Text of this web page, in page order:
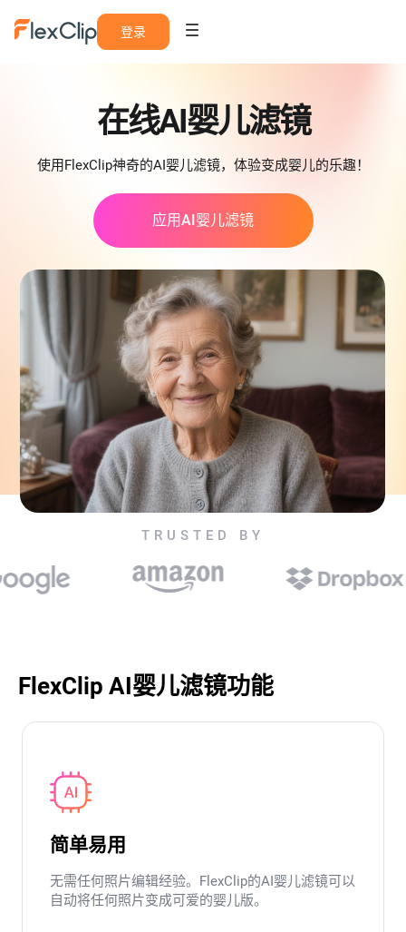
登录
在线AI婴儿滤镜
使用FlexClip神奇的AI婴儿滤镜，体验变成婴儿的乐趣！
应用AI婴儿滤镜
TRUSTED BY
FlexClip AI婴儿滤镜功能
简单易用
无需任何照片编辑经验。FlexClip的AI婴儿滤镜可以
自动将任何照片变成可爱的婴儿版。